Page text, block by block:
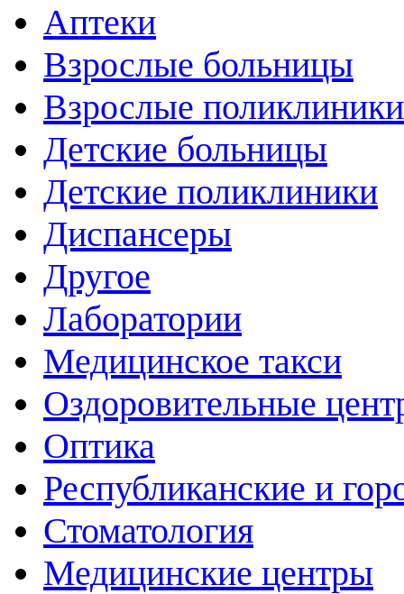
Аптеки
Взрослые больницы
Взрослые поликлиники
Детские больницы
Детские поликлиники
Диспансеры
Другое
Лаборатории
Медицинское такси
Оздоровительные
Оптика
Республиканские и
Стоматология
Медицинские центры